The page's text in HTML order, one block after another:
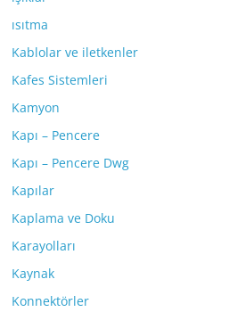
ısıtma
Kablolar ve iletkenler
Kafes Sistemleri
Kamyon
Kapı – Pencere
Kapı – Pencere Dwg
Kapılar
Kaplama ve Doku
Karayolları
Kaynak
Konnektörler